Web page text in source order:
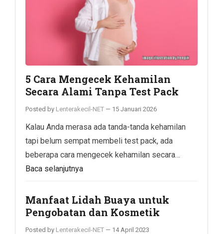
5 Cara Mengecek Kehamilan
Secara Alami Tanpa Test Pack
Posted by Lenterakecil-NET — 15 Januari 2026
Kalau Anda merasa ada tanda-tanda kehamilan
tapi belum sempat membeli test pack, ada
beberapa cara mengecek kehamilan secara…
Baca selanjutnya
Manfaat Lidah Buaya untuk
Pengobatan dan Kosmetik
Posted by Lenterakecil-NET — 14 April 2023